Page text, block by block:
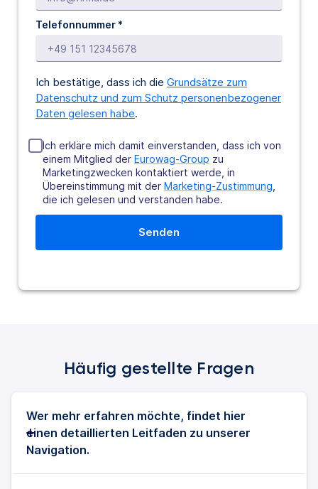
Telefonnummer *
Ich bestätige, dass ich die Grundsätze zum
Datenschutz und zum Schutz personenbezogener
Daten gelesen habe.
Ich erkläre mich damit einverstanden, dass ich von
einem Mitglied der Eurowag-Group zu
Marketingzwecken kontaktiert werde, in
Übereinstimmung mit der Marketing-Zustimmung
die ich gelesen und verstanden habe.
Häufig gestellte Fragen
Wer mehr erfahren möchte, findet hier
einen detaillierten Leitfaden zu unserer
Navigation.